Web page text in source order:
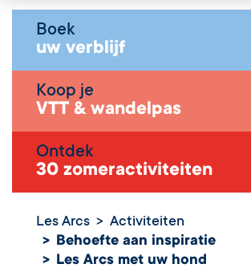
Boek
uw verblijf
Koop je
VTT & wandelpas
Ontdek
30 zomeractiviteiten
Les Arcs
Activiteiten
Behoefte aan inspiratie
Les Arcs met uw hond